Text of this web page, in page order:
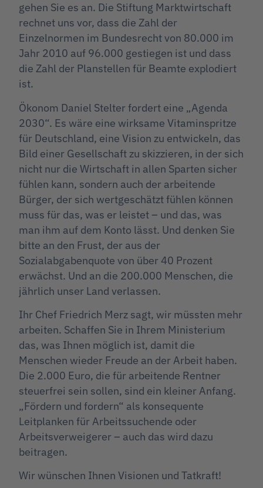
gehen Sie es an. Die Stiftung Marktwirtschaft
rechnet uns vor, dass die Zahl der
Einzelnormen im Bundesrecht von 80.000 im
Jahr 2010 auf 96.000 gestiegen ist und dass
die Zahl der Planstellen für Beamte explodiert
ist.
Ökonom Daniel Stelter fordert eine „Agenda
2030“. Es wäre eine wirksame Vitaminspritze
für Deutschland, eine Vision zu entwickeln, das
Bild einer Gesellschaft zu skizzieren, in der sich
nicht nur die Wirtschaft in allen Sparten sicher
fühlen kann, sondern auch der arbeitende
Bürger, der sich wertgeschätzt fühlen können
muss für das, was er leistet – und das, was
man ihm auf dem Konto lässt. Und denken Sie
bitte an den Frust, der aus der
Sozialabgabenquote von über 40 Prozent
erwächst. Und an die 200.000 Menschen, die
jährlich unser Land verlassen.
Ihr Chef Friedrich Merz sagt, wir müssten mehr
arbeiten. Schaffen Sie in Ihrem Ministerium
das, was Ihnen möglich ist, damit die
Menschen wieder Freude an der Arbeit haben.
Die 2.000 Euro, die für arbeitende Rentner
steuerfrei sein sollen, sind ein kleiner Anfang.
„Fördern und fordern“ als konsequente
Leitplanken für Arbeitssuchende oder
Arbeitsverweigerer – auch das wird dazu
beitragen.
Wir wünschen Ihnen Visionen und Tatkraft!